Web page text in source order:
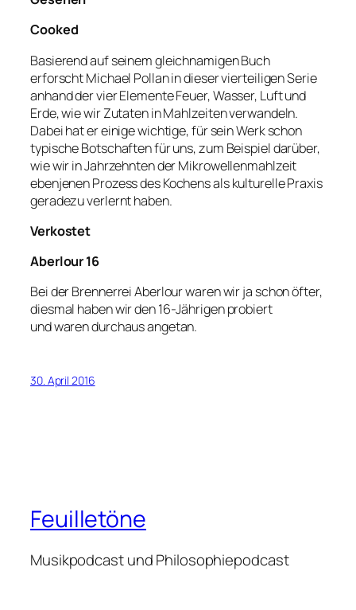
Cooked
Basierend auf seinem gleichnamigen Buch
erforscht Michael Pollan in dieser vierteiligen Serie
anhand der vier Elemente Feuer, Wasser, Luft und
Erde, wie wir Zutaten in Mahlzeiten verwandeln.
Dabei hat er einige wichtige, für sein Werk schon
typische Botschaften für uns, zum Beispiel darüber,
wie wir in Jahrzehnten der Mikrowellenmahlzeit
ebenjenen Prozess des Kochens als kulturelle Praxis
geradezu verlernt haben.
Verkostet
Aberlour 16
Bei der Brennerrei Aberlour waren wir ja schon öfter,
diesmal haben wir den 16-Jährigen probiert
und waren durchaus angetan.
30. April 2016
Feuilletöne
Musikpodcast und Philosophiepodcast